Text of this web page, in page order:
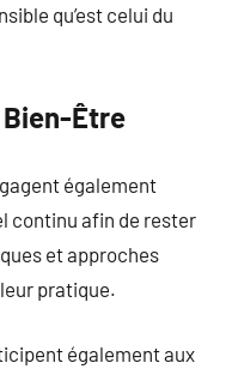
qu’est celui du
Être
également
continu afin de rester
et approches
pratique.
également aux